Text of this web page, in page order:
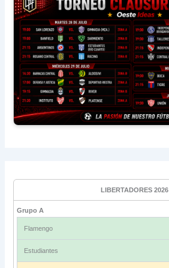
LIBERTADORES 2026
Grupo A
Flamengo
Estudiantes